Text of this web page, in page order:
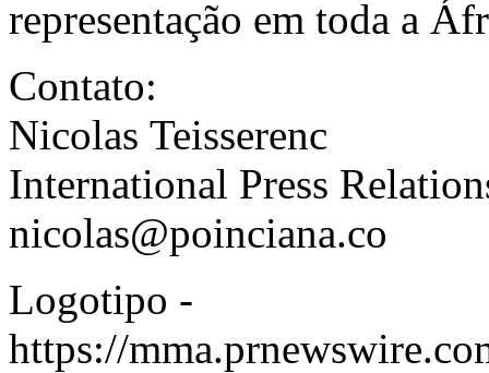
representação em toda a
Contato:
Nicolas Teisserenc
International Press
nicolas@poinciana.co
Logotipo -
https://